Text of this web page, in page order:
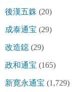
後漢五銖 (20)
成泰通宝 (29)
改造鐚 (29)
政和通宝 (165)
新寛永通宝 (1,729)